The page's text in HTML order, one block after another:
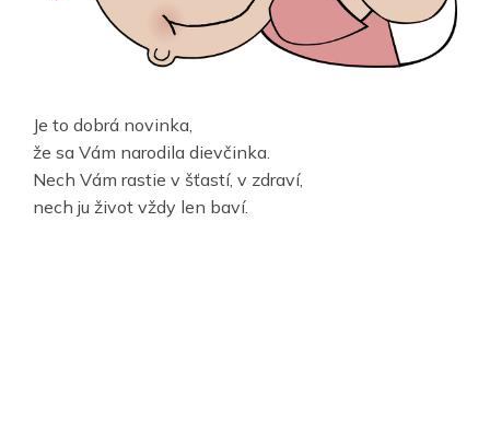
Je to dobrá novinka,
že sa Vám narodila dievčinka.
Nech Vám rastie v šťastí, v zdraví,
nech ju život vždy len baví.